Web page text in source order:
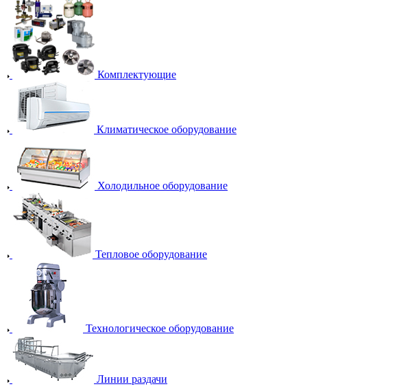
Комплектующие
Климатическое оборудование
Холодильное оборудование
Тепловое оборудование
Технологическое оборудование
Линии раздачи